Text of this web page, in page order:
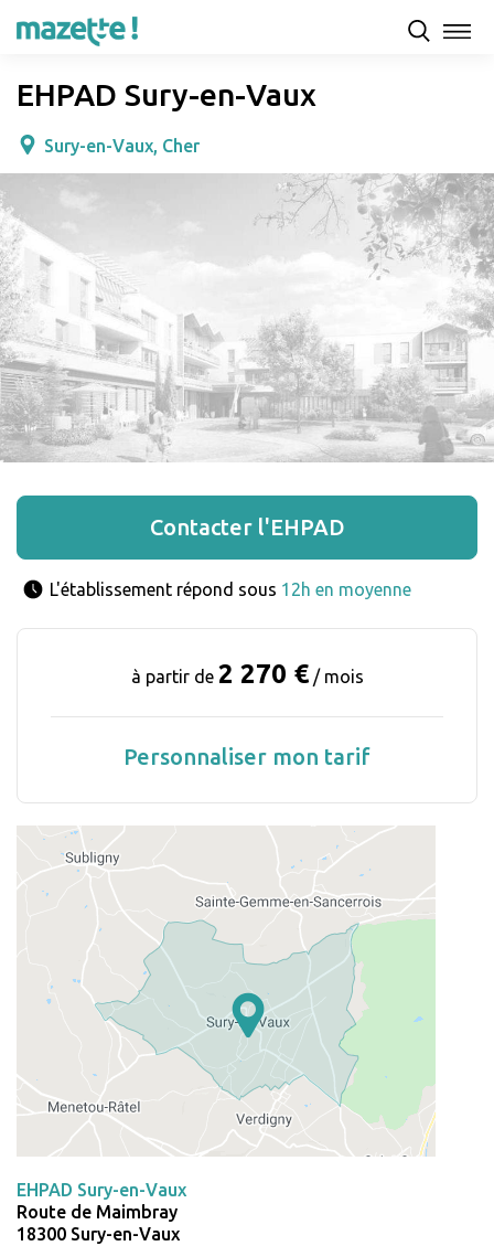
EHPAD Sury-en-Vaux
Sury-en-Vaux, Cher
Contacter l'EHPAD
L'établissement répond sous 12h en moyenne
à partir de 2 270 €/ mois
Personnaliser mon tarif
EHPAD Sury-en-Vaux
Route de Maimbray
18300 Sury-en-Vaux